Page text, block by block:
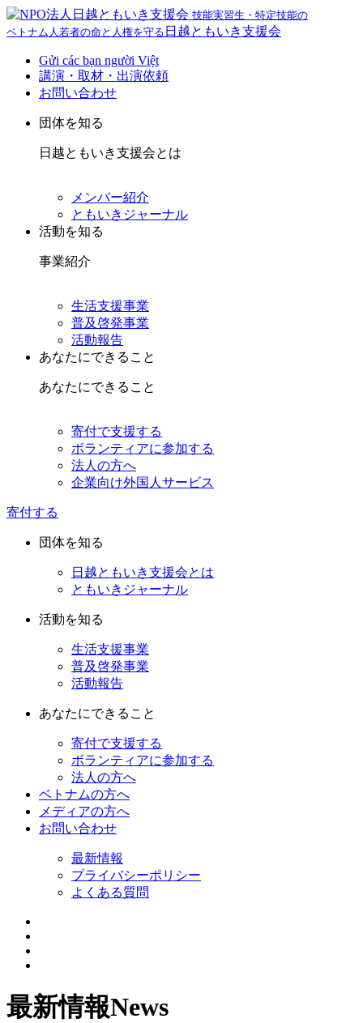
技能実習生・特定技能の
ベトナム人若者の命と人権を守る 日越ともいき支援会
Gửi các bạn người Việt
講演・取材・出演依頼
お問い合わせ
団体を知る
日越ともいき支援会とは
メンバー紹介
ともいきジャーナル
活動を知る
事業紹介
生活支援事業
普及啓発事業
活動報告
あなたにできること
あなたにできること
寄付で支援する
ボランティアに参加する
法人の方へ
企業向け外国人サービス
寄付する
団体を知る
日越ともいき支援会とは
ともいきジャーナル
活動を知る
生活支援事業
普及啓発事業
活動報告
あなたにできること
寄付で支援する
ボランティアに参加する
法人の方へ
ベトナムの方へ
メディアの方へ
お問い合わせ
最新情報
プライバシーポリシー
よくある質問
最新情報News